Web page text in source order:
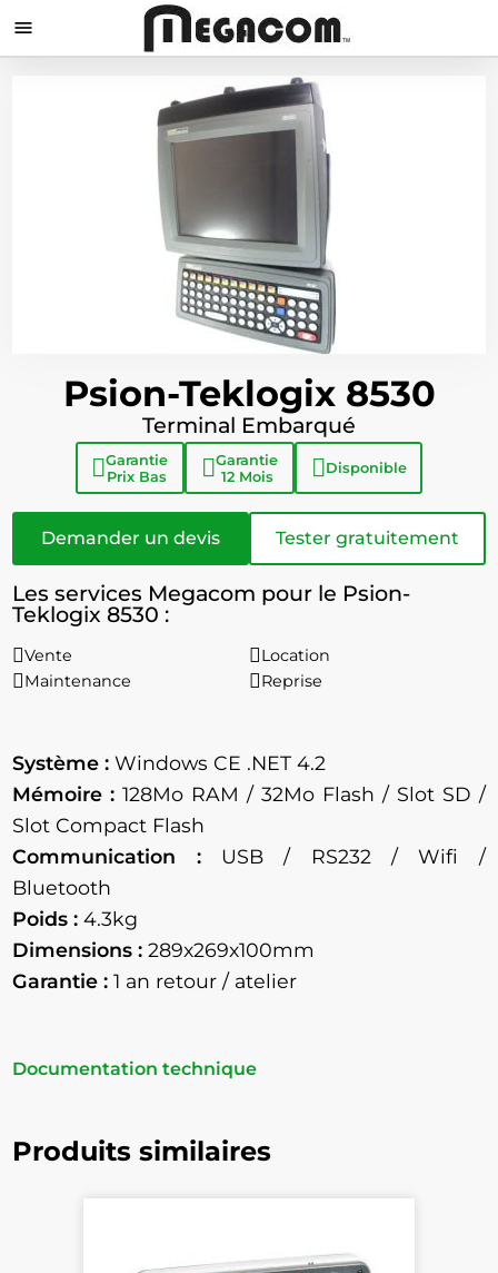

Psion-Teklogix 8530
Terminal Embarqué
Garantie
Prix Bas
Garantie
12 Mois
Disponible
Demander un devis Tester gratuitement
Les services Megacom pour le Psion-
Teklogix 8530 :
Vente
Location
Maintenance
Reprise
Système : Windows CE .NET 4.2
Mémoire : 128Mo RAM / 32Mo Flash / Slot SD /
Slot Compact Flash
Communication :USB / RS232 / Wifi /
Bluetooth
Poids :4.3kg
Dimensions : 289x269x100mm
Garantie : 1 an retour / atelier
Documentation technique
Produits similaires